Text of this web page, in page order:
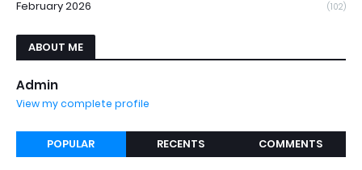
February 2026 (102)
ABOUT ME
Admin
View my complete profile
POPULAR RECENTS COMMENTS